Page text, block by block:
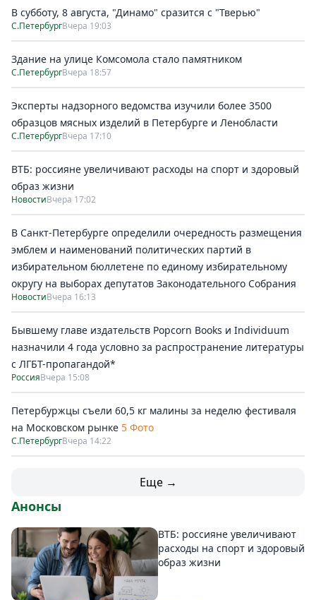
В субботу, 8 августа, "Динамо" сразится с "Тверью"
С.ПетербургВчера 19:03
Здание на улице Комсомола стало памятником
С.ПетербургВчера 18:57
Эксперты надзорного ведомства изучили более 3500
образцов мясных изделий в Петербурге и Ленобласти
С.ПетербургВчера 17:10
ВТБ: россияне увеличивают расходы на спорт и здоровый
образ жизни
НовостиВчера 17:02
В Санкт-Петербурге определили очередность размещения
эмблем и наименований политических партий в
избирательном бюллетене по единому избирательному
округу на выборах депутатов Законодательного Собрания
НовостиВчера 16:13
Бывшему главе издательств Popcorn Books и Individuum
назначили 4 года условно за распространение литературы
с ЛГБТ-пропагандой*
РоссияВчера 15:08
Петербуржцы съели 60,5 кг малины за неделю фестиваля
на Московском рынке 5 Фото
С.ПетербургВчера 14:22
Еще →
Анонсы
ВТБ: россияне увеличивают
расходы на спорт и здоровый
образ жизни